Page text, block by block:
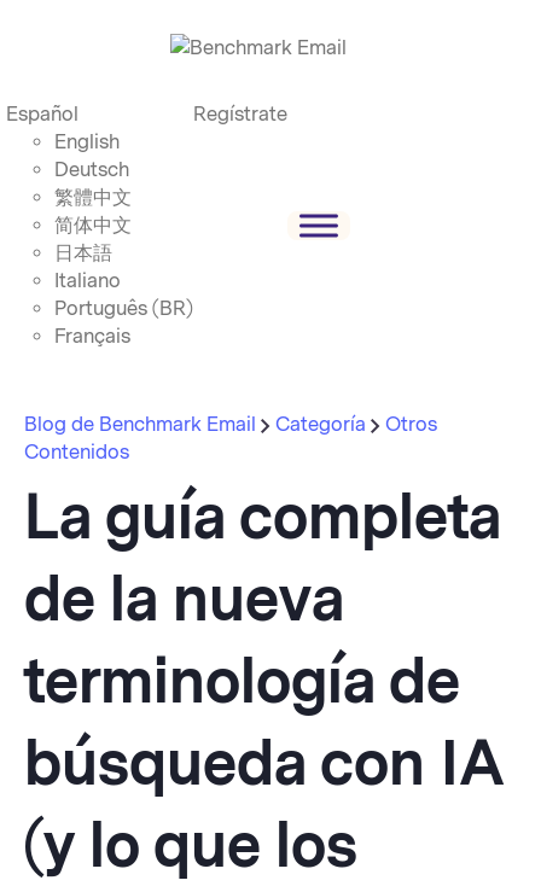
Español
English
Deutsch
繁體中文
简体中文
日本語
Italiano
Português (BR)
Français
Regístrate
Blog de Benchmark Email Categoría
Otros
Contenidos
La guía completa
de la nueva
terminología de
búsqueda con IA
(y lo que los